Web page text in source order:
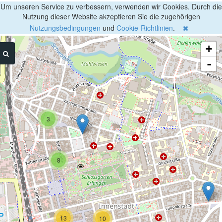
Um unseren Service zu verbessern, verwenden wir Cookies. Durch die
Nutzung dieser Website akzeptieren Sie die zugehörigen
Nutzungsbedingungen und Cookie-Richtlinien.
3
8
10
13
+
-